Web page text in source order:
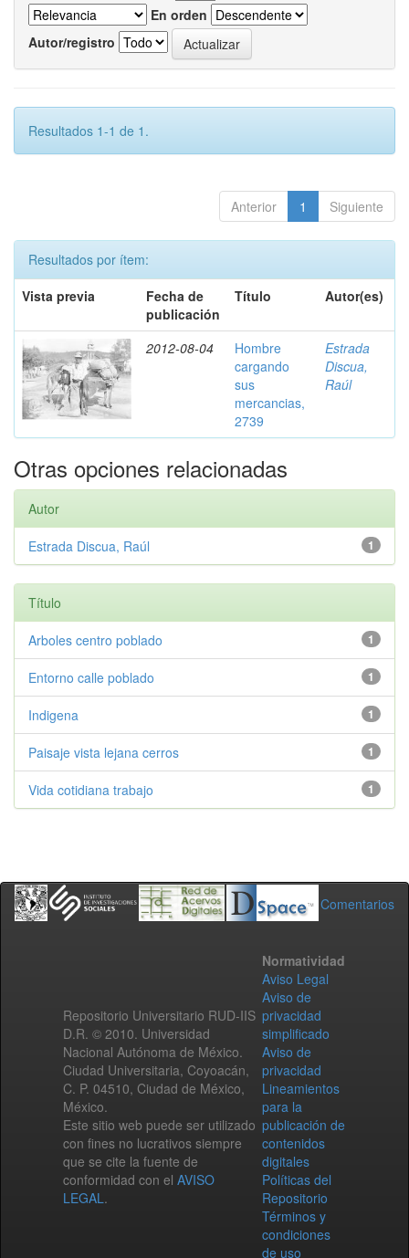
En orden
Autor/registro
Resultados 1-1 de 1.
Anterior 1 Siguiente
Resultados por ítem:
Vista previa
Fecha de
publicación
Título Autor(es)
2012-08-04
Hombre
cargando
sus
mercancias,
2739
Estrada
Discua,
Raúl
Otras opciones relacionadas
Autor
1
Estrada Discua, Raúl
Título
1
Arboles centro poblado
1
Entorno calle poblado
1
Indigena
1
Paisaje vista lejana cerros
1
Vida cotidiana trabajo
Comentarios
Repositorio Universitario RUD-IIS
D.R. © 2010. Universidad
Nacional Autónoma de México.
Ciudad Universitaria, Coyoacán,
C. P. 04510, Ciudad de México,
México.
Este sitio web puede ser utilizado
con fines no lucrativos siempre
que se cite la fuente de
conformidad con el AVISO
LEGAL.
Normatividad
Aviso Legal
Aviso de
privacidad
simplificado
Aviso de
privacidad
Lineamientos
para la
publicación de
contenidos
digitales
Políticas del
Repositorio
Términos y
condiciones
de uso